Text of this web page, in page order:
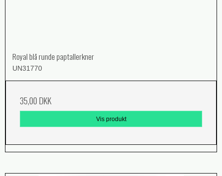
Royal blå runde paptallerkner
UN31770
35,00 DKK
Vis produkt